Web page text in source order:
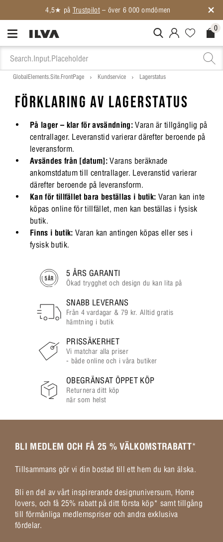
4,5★ på Trustpilot – över 6 000 omdömen
MitIlva.Login 0
GlobalElements.Site.FrontPage Kundservice Lagerstatus
FÖRKLARING AV LAGERSTATUS
På lager – klar för avsändning:Varan är tillgänglig på
centrallager. Leveranstid varierar därefter beroende på
leveransform.
Avsändes från [datum]:Varans beräknade
ankomstdatum till centrallager. Leveranstid varierar
därefter beroende på leveransform.
Kan för tillfället bara beställas i butik: Varan kan inte
köpas online för tillfället, men kan beställas i fysisk
butik.
Finns i butik: Varan kan antingen köpas eller ses i
fysisk butik.
5 ÅRS GARANTI
Ökad trygghet och design du kan lita på
SNABB LEVERANS
Från 4 vardagar & 79 kr. Alltid gratis
hämtning i butik
PRISSÄKERHET
Vi matchar alla priser
- både online och i våra butiker
OBEGRÄNSAT ÖPPET KÖP
Returnera ditt köp
när som helst
BLI MEDLEM OCH FÅ 25 % VÄLKOMSTRABATT*
Tillsammans gör vi din bostad till ett hem du kan älska.
Bli en del av vårt inspirerande designuniversum, Home
lovers, och få 25% rabatt på ditt första köp* samt tillgång
till förmånliga medlemspriser och andra exklusiva
fördelar.